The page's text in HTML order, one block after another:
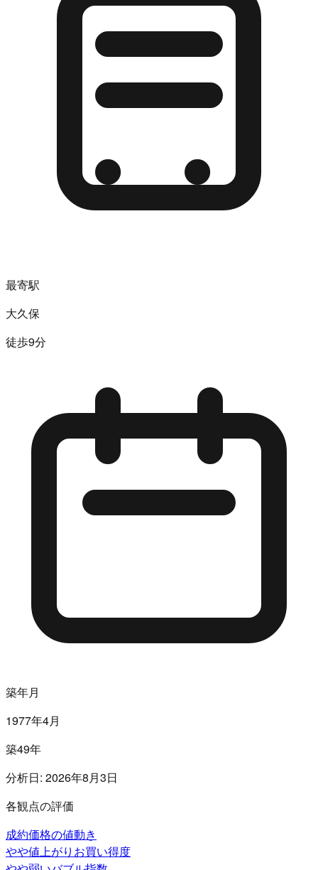
最寄駅
大久保
徒歩9分
築年月
1977年4月
築49年
分析日: 2026年8月3日
各観点の評価
成約価格の値動き
やや値上がり お買い得度